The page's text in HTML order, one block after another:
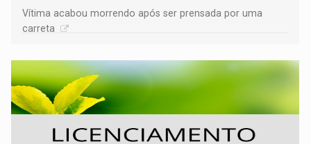
Vítima acabou morrendo após ser prensada por uma
carreta